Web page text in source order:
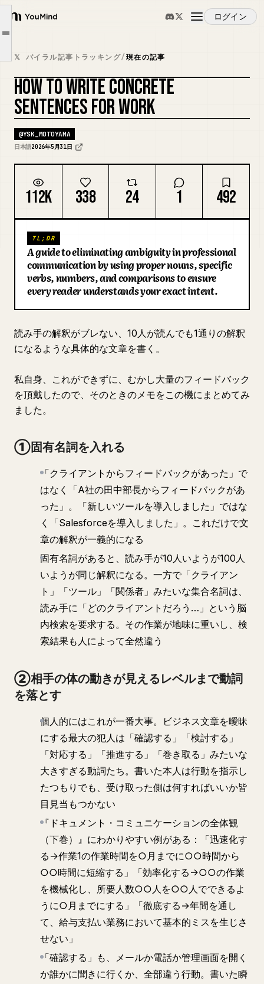
YouMind
ログイン
概要
ユースケース
スキル
プロンプト
料金
ダウンロード
ブログ
書き手の面倒を、読み手に押し付けない
𝕏 バイラル記事トラッキング/現在の記事
カバーをリミックス
HOW TO WRITE CONCRETE
SENTENCES FOR WORK
@YSK_MOTOYAMA
日本語2026年5月31日
112K 338 24 1 492
TL;DR
A guide to eliminating ambiguity in professional
communication by using proper nouns, specific
verbs, numbers, and comparisons to ensure
every reader understands your exact intent.
読み手の解釈がブレない、10人が読んでも1通りの解釈
になるような具体的な文章を書く。
私自身、これができずに、むかし大量のフィードバック
を頂戴したので、そのときのメモをこの機にまとめてみ
ました。
①固有名詞を入れる
「クライアントからフィードバックがあった」で
はなく「A社の田中部長からフィードバックがあ
った」。「新しいツールを導入しました」ではな
く「Salesforceを導入しました」。これだけで文
章の解釈が一義的になる
固有名詞があると、読み手が10人いようが100人
いようが同じ解釈になる。一方で「クライアン
ト」「ツール」「関係者」みたいな集合名詞は、
読み手に「どのクライアントだろう…」という脳
内検索を要求する。その作業が地味に重いし、検
索結果も人によって全然違う
②相手の体の動きが見えるレベルまで動詞
を落とす
個人的にはこれが一番大事。ビジネス文章を曖昧
にする最大の犯人は「確認する」「検討する」
「対応する」「推進する」「巻き取る」みたいな
大きすぎる動詞たち。書いた本人は行動を指示し
たつもりでも、受け取った側は何すればいいか皆
目見当もつかない
『ドキュメント・コミュニケーションの全体観
（下巻）』にわかりやすい例がある：「迅速化す
る→作業1の作業時間を○月までに○○時間から
○○時間に短縮する」「効率化する→○○の作業
を機械化し、所要人数○○人を○○人でできるよ
うに○月までにする」「徹底する→年間を通し
て、給与支払い業務において基本的ミスを生じさ
せない」
「確認する」も、メールか電話か管理画面を開く
か誰かに聞きに行くか、全部違う行動。書いた瞬